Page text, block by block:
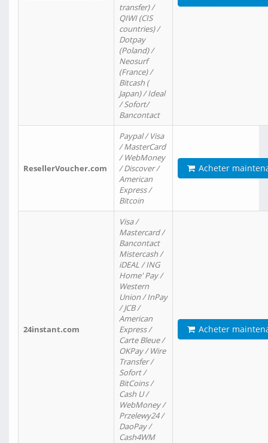
transfer) /
QIWI (CIS
countries) /
Dotpay
(Poland) /
Neosurf
(France) /
Bitcash (
Japan) / Ideal
/ Sofort/
Bancontact
ResellerVoucher.com
Paypal / Visa
/ MasterCard
/ WebMoney
/ Discover /
American
Express /
Bitcoin
Acheter
24instant.com
Visa /
Mastercard /
Bancontact
Mistercash /
iDEAL / ING
Home' Pay /
Western
Union / InPay
/ JCB /
American
Express /
Carte Bleue /
OKPay / Wire
Transfer /
Sofort /
BitCoins /
Cash U /
WebMoney /
Przelewy24 /
DaoPay /
Cash4WM
Acheter